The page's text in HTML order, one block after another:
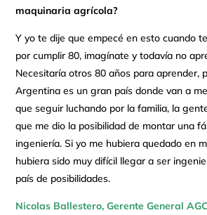
maquinaria agrícola?
Y yo te dije que empecé en esto cuando
por cumplir 80, imagínate y todavía no
Necesitaría otros 80 años para aprender,
Argentina es un gran país donde van a
que seguir luchando por la familia, la
que me dio la posibilidad de montar una
ingeniería. Si yo me hubiera quedado en
hubiera sido muy difícil llegar a ser
país de posibilidades.
Nicolas Ballestero, Gerente General